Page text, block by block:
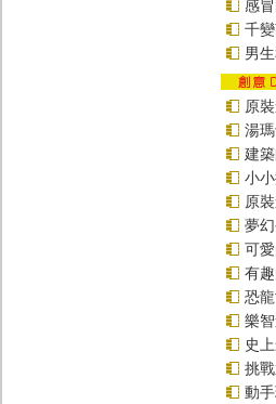
感
千
男
原
湯
建
小
原
夢
可
有
恐
樂
史
挑
動